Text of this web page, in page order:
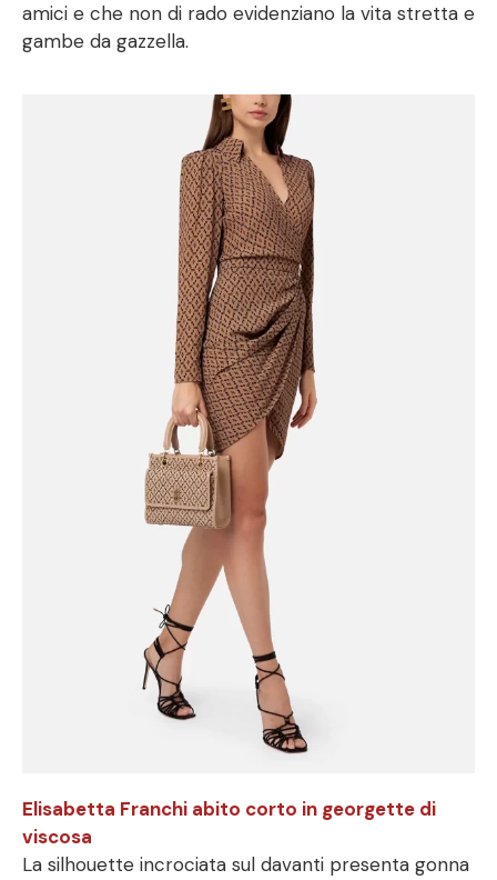
amici e che non di rado evidenziano la vita stretta e
gambe da gazzella.
Elisabetta Franchi abito corto in georgette di
viscosa
La silhouette incrociata sul davanti presenta gonna